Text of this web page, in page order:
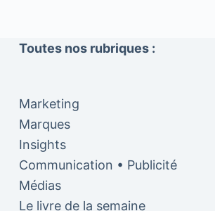
Toutes nos rubriques :
Marketing
Marques
Insights
Communication • Publicité
Médias
Le livre de la semaine